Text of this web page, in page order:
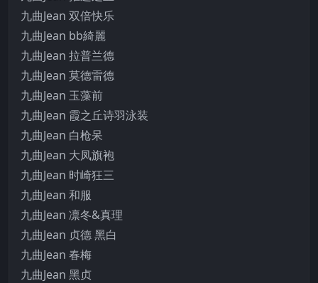
九曲Jean 双倍快乐
九曲Jean bb綺麗
九曲Jean 拉普兰德
九曲Jean 莫德雷德
九曲Jean 玉藻前
九曲Jean 霞之丘诗羽泳装
九曲Jean 白枪呆
九曲Jean 大凤旗袍
九曲Jean 时崎狂三
九曲Jean 和服
九曲Jean 凛冬&真理
九曲Jean 贞德 黑白
九曲Jean 春梅
九曲Jean 黑贞